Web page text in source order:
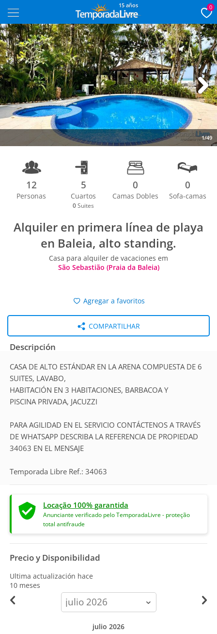
15 años 0
1/49
Next
12
Personas
5
Cuartos
0 Suites
0
Camas Dobles
0
Sofa-camas
Alquiler en primera línea de playa
en Baleia, alto standing.
Casa para alquiler de vacaciones em
São Sebastião (Praia da Baleia)
Agregar a favoritos
COMPARTILHAR
Descripción
CASA DE ALTO ESTÁNDAR EN LA ARENA COMPUESTA DE 6
SUITES, LAVABO,
HABITACIÓN EN 3 HABITACIONES, BARBACOA Y
PISCINA PRIVADA, JACUZZI
PARA AGILIDAD EN EL SERVICIO CONTÁCTENOS A TRAVÉS
DE WHATSAPP DESCRIBA LA REFERENCIA DE PROPIEDAD
34063 EN EL MENSAJE
Temporada Libre Ref.: 34063
Locação 100% garantida
Anunciante verificado pelo TemporadaLivre - proteção
total antifraude
Precio y Disponibilidad
Ultima actualización hace
10 meses
calendar-
month
julio 2026